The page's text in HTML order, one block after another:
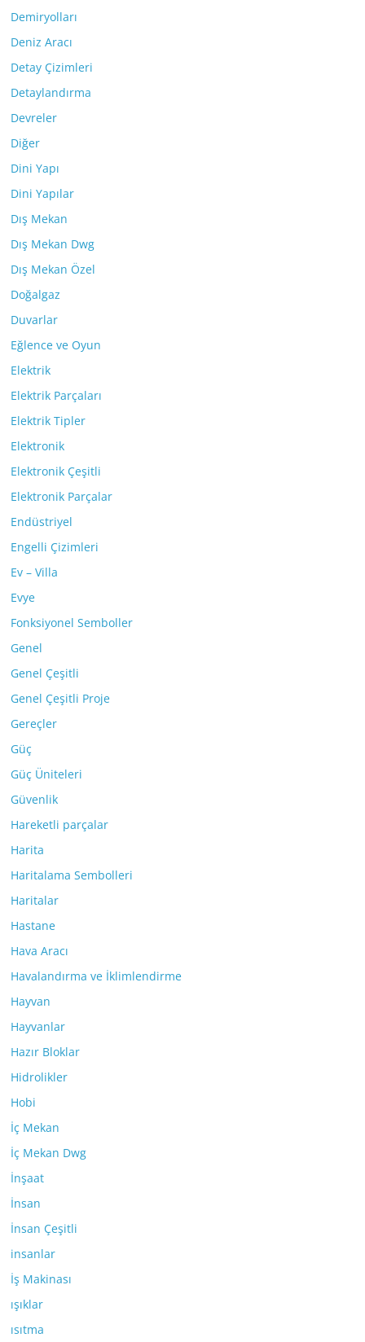
Demiryolları
Deniz Aracı
Detay Çizimleri
Detaylandırma
Devreler
Diğer
Dini Yapı
Dini Yapılar
Dış Mekan
Dış Mekan Dwg
Dış Mekan Özel
Doğalgaz
Duvarlar
Eğlence ve Oyun
Elektrik
Elektrik Parçaları
Elektrik Tipler
Elektronik
Elektronik Çeşitli
Elektronik Parçalar
Endüstriyel
Engelli Çizimleri
Ev – Villa
Evye
Fonksiyonel Semboller
Genel
Genel Çeşitli
Genel Çeşitli Proje
Gereçler
Güç
Güç Üniteleri
Güvenlik
Hareketli parçalar
Harita
Haritalama Sembolleri
Haritalar
Hastane
Hava Aracı
Havalandırma ve İklimlendirme
Hayvan
Hayvanlar
Hazır Bloklar
Hidrolikler
Hobi
İç Mekan
İç Mekan Dwg
İnşaat
İnsan
İnsan Çeşitli
insanlar
İş Makinası
ışıklar
ısıtma